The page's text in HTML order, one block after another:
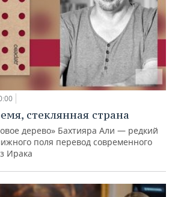
стеклянная страна
дерево» Бахтияра Али — редкий
поля перевод современного
Ирака